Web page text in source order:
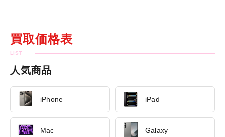
買取価格表
人気商品
iPhone iPad
Mac Galaxy